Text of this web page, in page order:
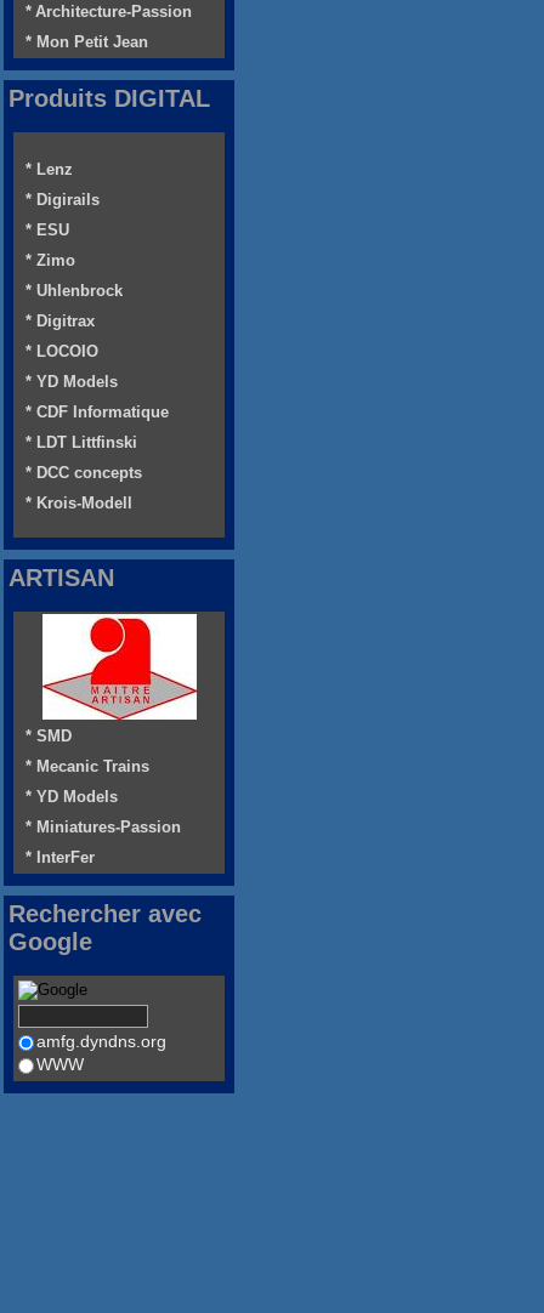
* Architecture-Passion
* Mon Petit Jean
Produits DIGITAL
* Lenz
* Digirails
* ESU
* Zimo
* Uhlenbrock
* Digitrax
* LOCOIO
* YD Models
* CDF Informatique
* LDT Littfinski
* DCC concepts
* Krois-Modell
ARTISAN
* SMD
* Mecanic Trains
* YD Models
* Miniatures-Passion
* InterFer
Rechercher avec
Google
amfg.dyndns.org
WWW